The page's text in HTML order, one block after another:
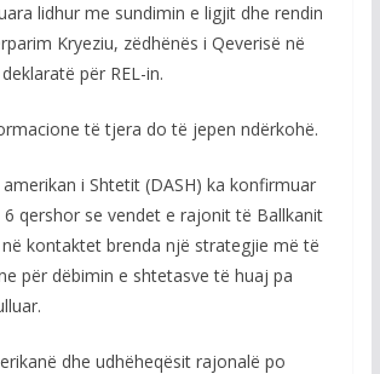
lidhur me sundimin e ligjit dhe rendin
Kryeziu, zëdhënës i Qeverisë në
për REL-in.
të tjera do të jepen ndërkohë.
i Shtetit (DASH) ka konfirmuar
6 qershor se vendet e rajonit të Ballkanit
kontaktet brenda një strategjie më të
për dëbimin e shtetasve të huaj pa
dhe udhëheqësit rajonalë po